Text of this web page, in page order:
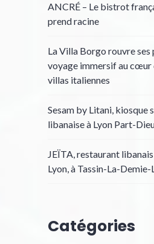
ANCRÉ – Le bistrot
prend racine
La Villa Borgo rouvre ses
voyage immersif au cœur
villas italiennes
Sesam by Litani, kiosque
libanaise à Lyon Part-
JEÏTA, restaurant
Lyon, à Tassin-La-Demie-
Catégories